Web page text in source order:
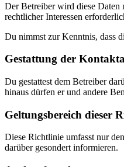
Der Betreiber wird diese Daten
rechtlicher Interessen
Du nimmst zur Kenntnis, dass
Gestattung der
Du gestattest dem Betreiber
hinaus dürfen er und andere
Geltungsbereich dieser
Diese Richtlinie umfasst nur
darüber gesondert informieren.